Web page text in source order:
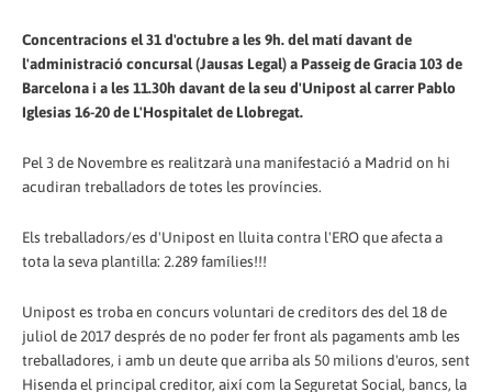
Concentracions el 31 d'octubre a les 9h. del matí davant de
l'administració concursal (Jausas Legal) a Passeig de Gracia 103 de
Barcelona i a les 11.30h davant de la seu d'Unipost al carrer Pablo
Iglesias 16-20 de L'Hospitalet de Llobregat.
Pel 3 de Novembre es realitzarà una manifestació a Madrid on hi
acudiran treballadors de totes les províncies.
Els treballadors/es d'Unipost en lluita contra l'ERO que afecta a
tota la seva plantilla: 2.289 famílies!!!
Unipost es troba en concurs voluntari de creditors des del 18 de
juliol de 2017 després de no poder fer front als pagaments amb les
treballadores, i amb un deute que arriba als 50 milions d'euros, sent
Hisenda el principal creditor, així com la Seguretat Social, bancs, la